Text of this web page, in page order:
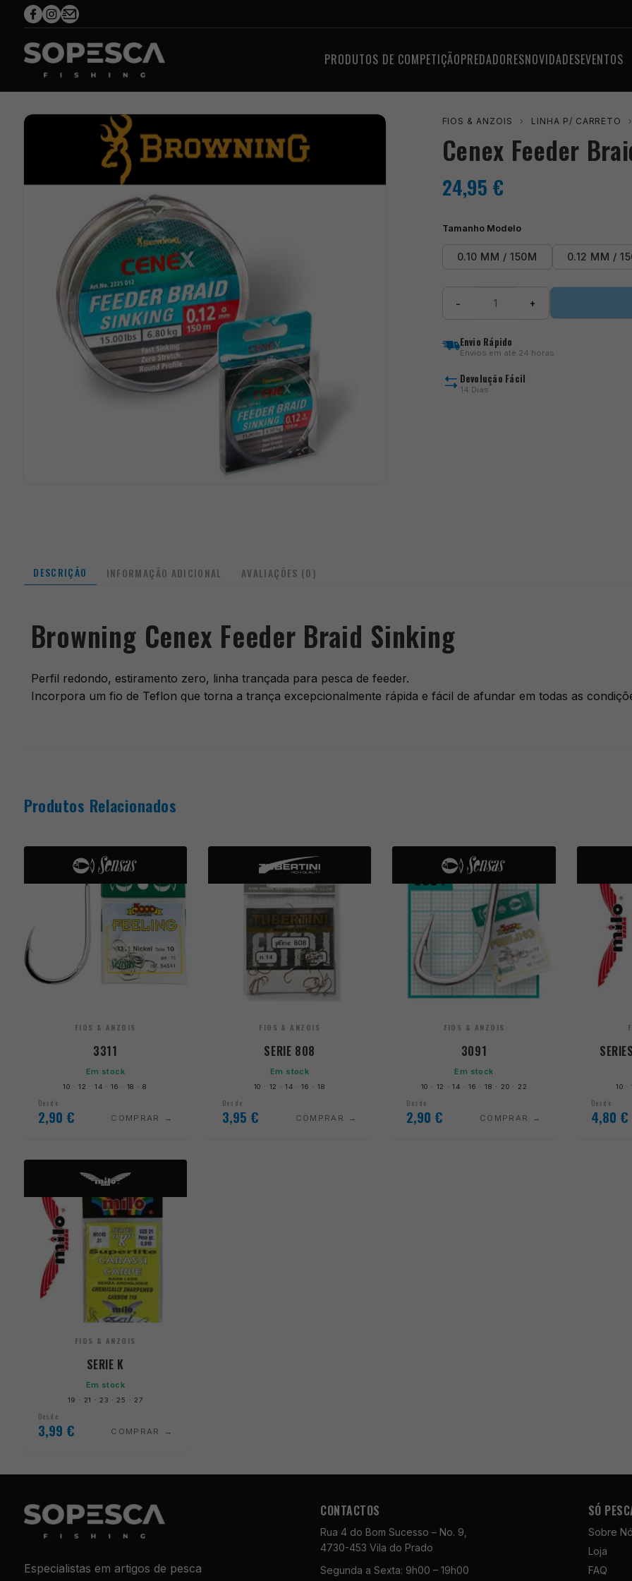
PRODUTOS DE COMPETIÇÃOPREDADORESNOVIDADESEVENTOS
FIOS & ANZOIS › LINHA P/ CARRETO
Cenex Feeder
24,95 €
Tamanho Modelo
0.10 MM / 150M 0.12 MM /
Braid
Sinking
− +
Envio Rápido
Envios em até 24 horas
Devolução Fácil
14 Dias
DESCRIÇÃO INFORMAÇÃO ADICIONAL AVALIAÇÕES (0)
Browning Cenex Feeder Braid Sinking
Perfil redondo, estiramento zero, linha trançada para pesca de feeder.
Incorpora um fio de Teflon que torna a trança excepcionalmente rápida e fácil de afundar em todas as
Produtos Relacionados
FIOS & ANZOIS
3311
Em stock
10 · 12 · 14 · 16 · 18 · 8
Desde
2,90 € COMPRAR
FIOS & ANZOIS
SERIE 808
Em stock
10 · 12 · 14 · 16 · 18
Desde
3,95 € COMPRAR
FIOS & ANZOIS
3091
Em stock
10 · 12 · 14 · 16 · 18 · 20 · 22
Desde
2,90 € COMPRAR
10 ·
Desde
4,80 €
FIOS & ANZOIS
SERIE K
Em stock
19 · 21 · 23 · 25 · 27
Desde
3,99 € COMPRAR
Especialistas em artigos de pesca
CONTACTOS
Rua 4 do Bom Sucesso – No. 9,
4730-453 Vila do Prado
Segunda a Sexta: 9h00 – 19h00
SÓ
Sobre
Loja
FAQ